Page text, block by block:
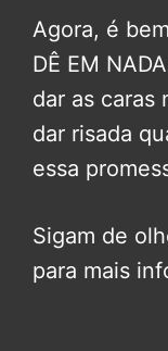
Agora, é
DÊ EM
dar as caras
dar risada
essa
Sigam de
para mais